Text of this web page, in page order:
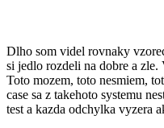
Dlho som videl rovnaky
si jedlo rozdeli na dobre a
Toto mozem, toto nesmiem,
case sa z takehoto systemu
test a kazda odchylka vyzera